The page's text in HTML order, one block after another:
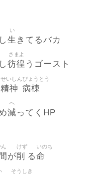
生
い
きてるバカ
彷徨
さまよ
うゴースト
精神
せいしん
病棟
びょうとう
減
へ
ってくHP
が削
けず
る命
いのち
そうしき